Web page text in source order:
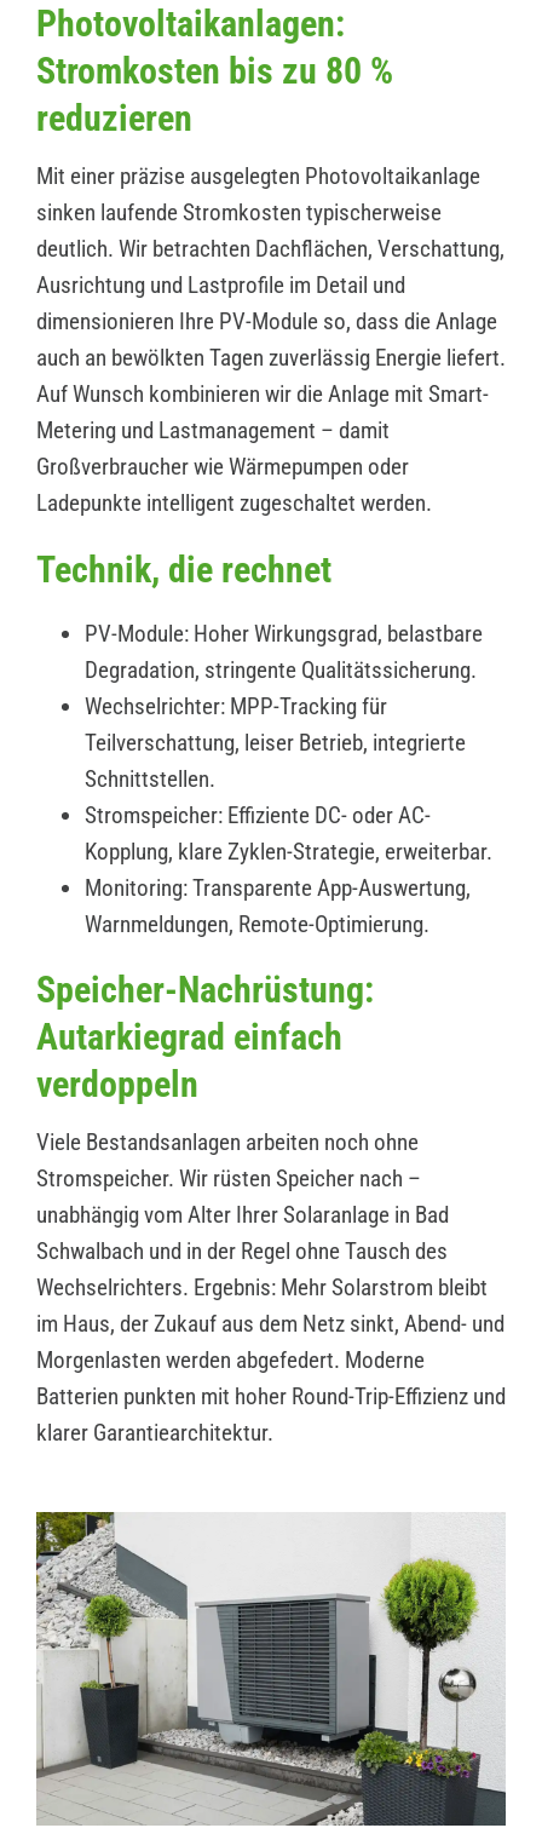
Photovoltaikanlagen:
Stromkosten bis zu 80 %
reduzieren
Mit einer präzise ausgelegten Photovoltaikanlage
sinken laufende Stromkosten typischerweise
deutlich. Wir betrachten Dachflächen, Verschattung,
Ausrichtung und Lastprofile im Detail und
dimensionieren Ihre PV-Module so, dass die Anlage
auch an bewölkten Tagen zuverlässig Energie liefert.
Auf Wunsch kombinieren wir die Anlage mit Smart-
Metering und Lastmanagement – damit
Großverbraucher wie Wärmepumpen oder
Ladepunkte intelligent zugeschaltet werden.
Technik, die rechnet
PV-Module: Hoher Wirkungsgrad, belastbare
Degradation, stringente Qualitätssicherung.
Wechselrichter: MPP-Tracking für
Teilverschattung, leiser Betrieb, integrierte
Schnittstellen.
Stromspeicher: Effiziente DC- oder AC-
Kopplung, klare Zyklen-Strategie, erweiterbar.
Monitoring: Transparente App-Auswertung,
Warnmeldungen, Remote-Optimierung.
Speicher-Nachrüstung:
Autarkiegrad einfach
verdoppeln
Viele Bestandsanlagen arbeiten noch ohne
Stromspeicher. Wir rüsten Speicher nach –
unabhängig vom Alter Ihrer Solaranlage in Bad
Schwalbach und in der Regel ohne Tausch des
Wechselrichters. Ergebnis: Mehr Solarstrom bleibt
im Haus, der Zukauf aus dem Netz sinkt, Abend- und
Morgenlasten werden abgefedert. Moderne
Batterien punkten mit hoher Round-Trip-Effizienz und
klarer Garantiearchitektur.